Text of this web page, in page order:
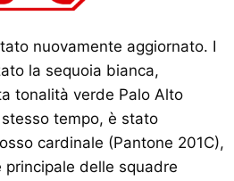
nuovamente aggiornato. I
la sequoia bianca,
tonalità verde Palo Alto
tempo, è stato
cardinale (Pantone 201C),
delle squadre